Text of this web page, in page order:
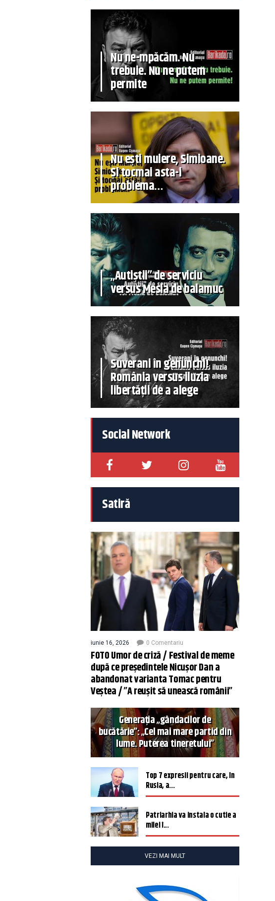
Nu ne-mpăcăm. Nu
trebuie. Nu ne putem
permite
Nu ești muiere, Simioane.
Și tocmai asta-i
problema…
„Autiștii” de serviciu
versus Mesia de balamuc
Suverani în genunchi!
România versus iluzia
libertății de a alege
Social Network
Satiră
iunie 16, 2026 0 Comentariu
FOTO Umor de criză / Festival de meme
după ce președintele Nicușor Dan a
abandonat varianta Tomac pentru
Veștea / ”A reușit să unească românii”
Generația „gândacilor de
bucătărie”: „Cel mai mare partid din
lume. Puterea tineretului”
Top 7 expresii pentru care, în
Rusia, a...
Patriarhia va instala o cutie a
milei î...
VEZI MAI MULT